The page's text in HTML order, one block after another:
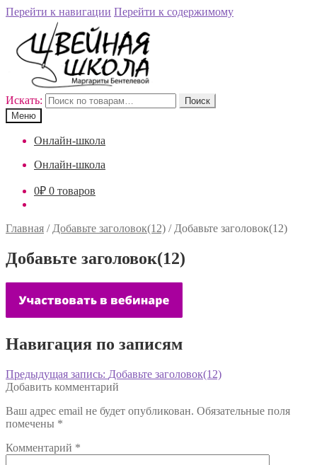
Перейти к навигации Перейти к содержимому
Искать:
Поиск
Меню
Онлайн-школа
Онлайн-школа
0₽ 0 товаров
Главная / Добавьте заголовок(12) / Добавьте заголовок(12)
Добавьте заголовок(12)
Навигация по записям
Предыдущая запись: Добавьте заголовок(12)
Добавить комментарий
Ваш адрес email не будет опубликован. Обязательные поля
помечены *
Комментарий *